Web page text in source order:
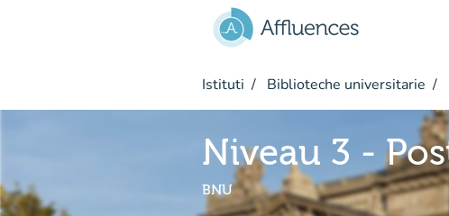
Istituti Biblioteche universitarie
Niveau 3 -
BNU